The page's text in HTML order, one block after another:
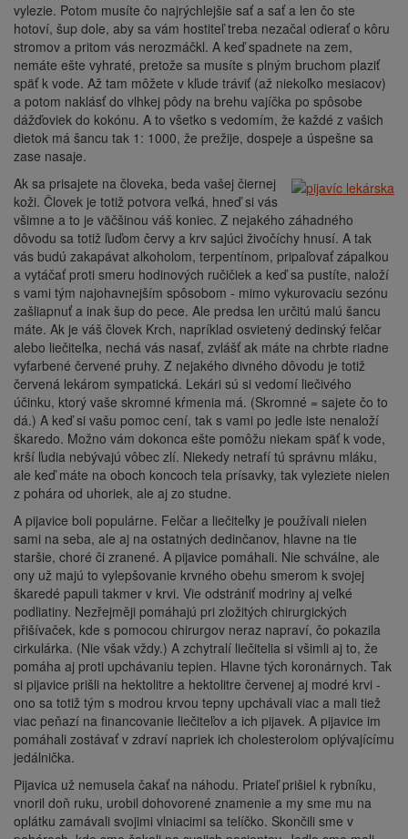
vylezie. Potom musíte čo najrýchlejšie sať a sať a len čo ste
hotoví, šup dole, aby sa vám hostiteľ treba nezačal odierať o kôru
stromov a pritom vás nerozmáčkl. A keď spadnete na zem,
nemáte ešte vyhraté, pretože sa musíte s plným bruchom plaziť
späť k vode. Až tam môžete v kľude tráviť (až niekoľko mesiacov)
a potom naklásť do vlhkej pôdy na brehu vajíčka po spôsobe
dážďoviek do kokónu. A to všetko s vedomím, že každé z vašich
dietok má šancu tak 1: 1000, že prežije, dospeje a úspešne sa
zase nasaje.
Ak sa prisajete na človeka, beda vašej čiernej
koži. Človek je totiž potvora veľká, hneď si vás
všimne a to je väčšinou váš koniec. Z nejakého záhadného
dôvodu sa totiž ľuďom červy a krv sajúci živočíchy hnusí. A tak
vás budú zakapávat alkoholom, terpentínom, pripaľovať zápalkou
a vytáčať proti smeru hodinových ručičiek a keď sa pustíte, naloží
s vami tým najohavnejším spôsobom - mimo vykurovaciu sezónu
zašliapnuť a inak šup do pece. Ale predsa len určitú malú šancu
máte. Ak je váš človek Krch, napríklad osvietený dedinský felčar
alebo liečiteľka, nechá vás nasať, zvlášť ak máte na chrbte riadne
vyfarbené červené pruhy. Z nejakého divného dôvodu je totiž
červená lekárom sympatická. Lekári sú si vedomí liečivého
účinku, ktorý vaše skromné ​​kŕmenia má. (Skromné ​​= sajete čo to
dá.) A keď si vašu pomoc cení, tak s vami po jedle iste nenaloží
škaredo. Možno vám dokonca ešte pomôžu niekam späť k vode,
krší ľudia nebývajú vôbec zlí. Niekedy netrafí tú správnu mláku,
ale keď máte na oboch koncoch tela prísavky, tak vyleziete nielen
z pohára od uhoriek, ale aj zo studne.
A pijavice boli populárne. Felčar a liečiteľky je používali nielen
sami na seba, ale aj na ostatných dedinčanov, hlavne na tie
staršie, choré či zranené. A pijavice pomáhali. Nie schválne, ale
ony už majú to vylepšovanie krvného obehu smerom k svojej
škaredé papuli takmer v krvi. Vie odstrániť modriny aj veľké
podliatiny. Nezřejměji pomáhajú pri zložitých chirurgických
přišívaček, kde s pomocou chirurgov neraz napraví, čo pokazila
cirkulárka. (Nie však vždy.) A zchytralí liečitelia si všimli aj to, že
pomáha aj proti upchávaniu tepien. Hlavne tých koronárnych. Tak
si pijavice prišli na hektolitre a hektolitre červenej aj modré krvi -
ono sa totiž tým s modrou krvou tepny upchávali viac a mali tiež
viac peňazí na financovanie liečiteľov a ich pijavek. A pijavice im
pomáhali zostávať v zdraví napriek ich cholesterolom oplývajícímu
jedálnička.
Pijavica už nemusela čakať na náhodu. Priateľ prišiel k rybníku,
vnoril doň ruku, urobil dohovorené znamenie a my sme mu na
oplátku zamávali svojimi vlniacimi sa telíčko. Skončili sme v